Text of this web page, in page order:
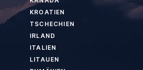
KROATIEN
TSCHECHIEN
IRLAND
ITALIEN
LITAUEN